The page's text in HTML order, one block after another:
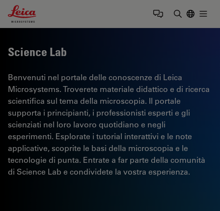
Leica Microsystems Logo
Science Lab
Benvenuti nel portale delle conoscenze di Leica
Microsystems. Troverete materiale didattico e di ricerca
scientifica sul tema della microscopia. Il portale
supporta i principianti, i professionisti esperti e gli
scienziati nel loro lavoro quotidiano e negli
esperimenti. Esplorate i tutorial interattivi e le note
applicative, scoprite le basi della microscopia e le
tecnologie di punta. Entrate a far parte della comunità
di Science Lab e condividete la vostra esperienza.